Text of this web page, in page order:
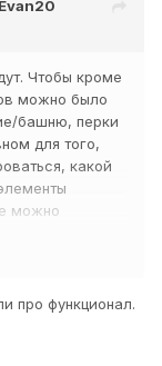
Evan20
Чтобы кроме
можно было
башню, перки
для того,
какой
можно
про функционал.